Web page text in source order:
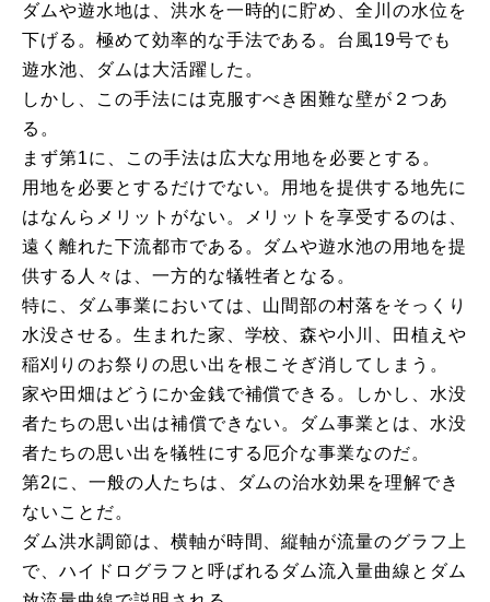
ダムや遊水地は、洪水を一時的に貯め、全川の水位を
下げる。極めて効率的な手法である。台風19号でも
遊水池、ダムは大活躍した。
しかし、この手法には克服すべき困難な壁が２つあ
る。
まず第1に、この手法は広大な用地を必要とする。
用地を必要とするだけでない。用地を提供する地先に
はなんらメリットがない。メリットを享受するのは、
遠く離れた下流都市である。ダムや遊水池の用地を提
供する人々は、一方的な犠牲者となる。
特に、ダム事業においては、山間部の村落をそっくり
水没させる。生まれた家、学校、森や小川、田植えや
稲刈りのお祭りの思い出を根こそぎ消してしまう。
家や田畑はどうにか金銭で補償できる。しかし、水没
者たちの思い出は補償できない。ダム事業とは、水没
者たちの思い出を犠牲にする厄介な事業なのだ。
第2に、一般の人たちは、ダムの治水効果を理解でき
ないことだ。
ダム洪水調節は、横軸が時間、縦軸が流量のグラフ上
で、ハイドログラフと呼ばれるダム流入量曲線とダム